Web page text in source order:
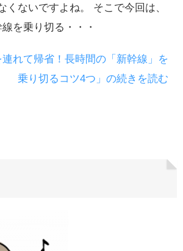
くないですよね。 そこで今回は、
を乗り切る・・・
連れて帰省！長時間の「新幹線」を
乗り切るコツ4つ」の続きを読む